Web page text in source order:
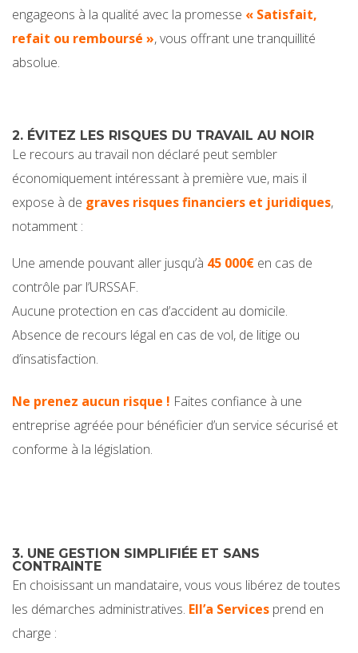
engageons à la qualité avec la promesse « Satisfait,
refait ou remboursé », vous offrant une tranquillité
absolue.
2. ÉVITEZ LES RISQUES DU TRAVAIL AU NOIR
Le recours au travail non déclaré peut sembler
économiquement intéressant à première vue, mais il
expose à de graves risques financiers et juridiques,
notamment :
Une amende pouvant aller jusqu’à 45 000€ en cas de
contrôle par l’URSSAF.
Aucune protection en cas d’accident au domicile.
Absence de recours légal en cas de vol, de litige ou
d’insatisfaction.
Ne prenez aucun risque ! Faites confiance à une
entreprise agréée pour bénéficier d’un service sécurisé et
conforme à la législation.
3. UNE GESTION SIMPLIFIÉE ET SANS
CONTRAINTE
En choisissant un mandataire, vous vous libérez de toutes
les démarches administratives. Ell’a Services prend en
charge :